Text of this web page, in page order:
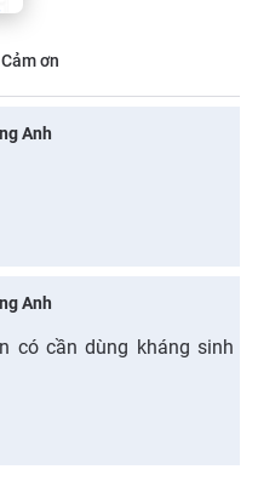
Cảm ơn
Anh
Anh
có cần dùng kháng sinh